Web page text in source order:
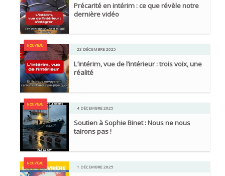
Précarité en intérim : ce que révèle notre
dernière vidéo
NOUVEAU
23 DÉCEMBRE 2025
L’intérim, vue de l’intérieur : trois voix, une
réalité
NOUVEAU
4 DÉCEMBRE 2025
Soutien à Sophie Binet : Nous ne nous
tairons pas !
NOUVEAU
1 DÉCEMBRE 2025